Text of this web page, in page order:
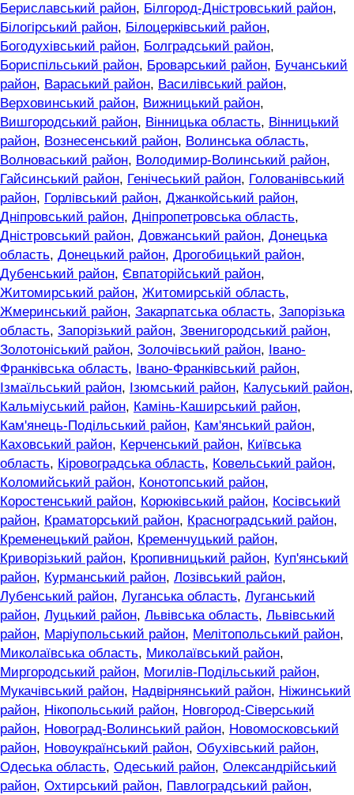
Бериславський район, Білгород-Дністровський район,
Білогірський район, Білоцерківський район,
Богодухівський район, Болградський район,
Бориспільський район, Броварський район, Бучанський
район, Вараський район, Василівський район,
Верховинський район, Вижницький район,
Вишгородський район, Вінницька область, Вінницький
район, Вознесенський район, Волинська область,
Волноваський район, Володимир-Волинський район,
Гайсинський район, Генічеський район, Голованівський
район, Горлівський район, Джанкойський район,
Дніпровський район, Дніпропетровська область,
Дністровський район, Довжанський район, Донецька
область, Донецький район, Дрогобицький район,
Дубенський район, Євпаторійський район,
Житомирський район, Житомирській область,
Жмеринський район, Закарпатська область, Запорізька
область, Запорізький район, Звенигородський район,
Золотоніський район, Золочівський район,
Івано-
Франківська область, Івано-Франківський район,
Ізмаїльський район, Ізюмський район, Калуський район,
Кальміуський район, Камінь-Каширський район,
Кам'янець-Подільський район, Кам'янський район,
Каховський район, Керченський район, Київська
область, Кіровоградська область, Ковельський район,
Коломийський район, Конотопський район,
Коростенський район, Корюківський район, Косівський
район, Краматорський район, Красноградський район,
Кременецький район, Кременчуцький район,
Криворізький район, Кропивницький район, Куп'янський
район, Курманський район, Лозівський район,
Лубенський район, Луганська область, Луганський
район, Луцький район, Львівська область, Львівський
район, Маріупольський район, Мелітопольський район,
Миколаївська область, Миколаївський район,
Миргородський район, Могилів-Подільський район,
Мукачівський район, Надвірнянський район, Ніжинський
район, Нікопольський район, Новгород-Сіверський
район, Новоград-Волинський район, Новомосковський
район, Новоукраїнський район, Обухівський район,
Одеська область, Одеський район, Олександрійський
район, Охтирський район, Павлоградський район,